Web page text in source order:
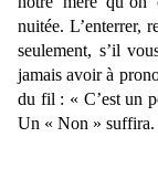
nuitée. L’enterrer,
seulement, s’il
jamais avoir à
du fil : « C’est un
Un « Non » suffira.